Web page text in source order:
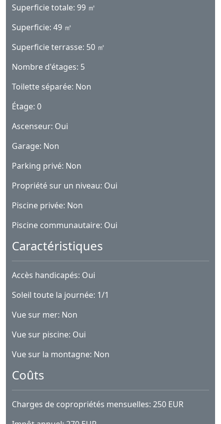
Superficie totale: 99 ㎡
Superficie: 49 ㎡
Superficie terrasse: 50 ㎡
Nombre d'étages: 5
Toilette séparée: Non
Étage: 0
Ascenseur: Oui
Garage: Non
Parking privé: Non
Propriété sur un niveau: Oui
Piscine privée: Non
Piscine communautaire: Oui
Caractéristiques
Accès handicapés: Oui
Soleil toute la journée: 1/1
Vue sur mer: Non
Vue sur piscine: Oui
Vue sur la montagne: Non
Coûts
Charges de copropriétés mensuelles: 250 EUR